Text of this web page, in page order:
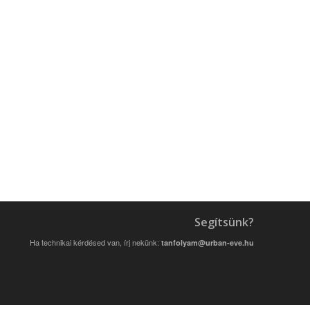
Segítsünk?
Ha technikai kérdésed van, írj nekünk:tanfolyam@urban-eve.hu